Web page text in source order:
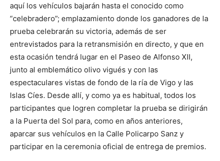
aquí los vehículos bajarán hasta el conocido como
“celebradero”; emplazamiento donde los ganadores de la
prueba celebrarán su victoria, además de ser
entrevistados para la retransmisión en directo, y que en
esta ocasión tendrá lugar en el Paseo de Alfonso XII,
junto al emblemático olivo vigués y con las
espectaculares vistas de fondo de la ría de Vigo y las
Islas Cíes. Desde allí, y como ya es habitual, todos los
participantes que logren completar la prueba se dirigirán
a la Puerta del Sol para, como en años anteriores,
aparcar sus vehículos en la Calle Policarpo Sanz y
participar en la ceremonia oficial de entrega de premios.